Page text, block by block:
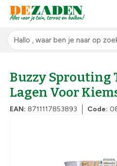
Buzzy Sprouting
Lagen Voor
EAN: 8711117853893 Code: